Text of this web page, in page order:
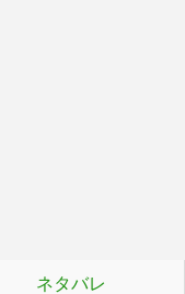
ネタバレ